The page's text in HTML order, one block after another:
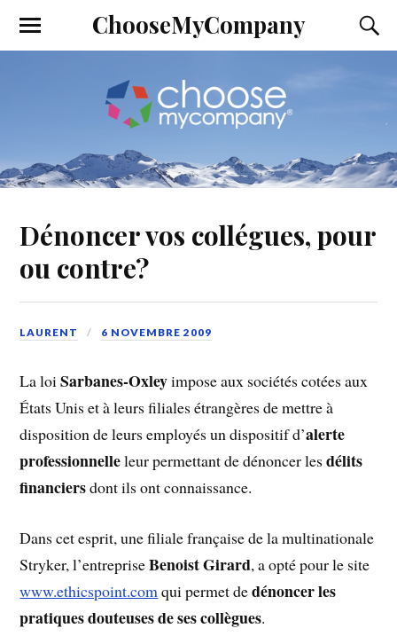
ChooseMyCompany
Dénoncer vos collégues, pour
ou contre?
LAURENT 6 NOVEMBRE 2009
La loiSarbanes-Oxleyimpose aux sociétés cotées aux
États Unis et à leurs filiales étrangères de mettre à
disposition de leurs employés un dispositif d’alerte
professionnelleleur permettant de dénoncer lesdélits
financiersdont ils ont connaissance.
Dans cet esprit, une filiale française de la multinationale
Stryker, l’entrepriseBenoist Girard, a opté pour le site
www.ethicspoint.comqui permet dedénoncer les
pratiques douteuses de ses collègues.